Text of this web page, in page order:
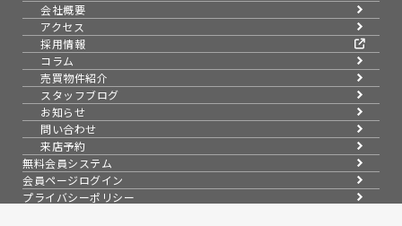
会社概要
アクセス
採用情報
コラム
売買物件紹介
スタッフブログ
お知らせ
問い合わせ
来店予約
無料会員システム
会員ページログイン
プライバシーポリシー